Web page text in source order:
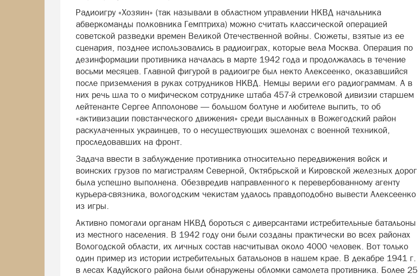
Радиоигру «Хозяин» (так называли в областном управлении НКВД начальника
абверкоманды полковника Гемптриха) можно считать классической операцией
советской разведки времен Великой Отечественной войны. Сюжеты, взятые из ее
сценария, позднее использовались в радиоиграх, которые вела Москва. Операция по
дезинформации противника началась в марте 1942 года и продолжалась в течение
восьми месяцев. Главной фигурой в радиоигре был некто Алексеенко, оказавшийся
после приземления в руках сотрудников НКВД. Немцы верили его радиограммам. А в
них речь шла то о мифическом сотруднике штаба 457-й стрелковой дивизии старшем
лейтенанте Сергее Апполонове — большом болтуне и любителе выпить, то об
«активизации повстанческого движения» среди высланных в Вожегодский район
раскулаченных украинцев, то о несуществующих эшелонах с военной техникой,
проследовавших на фронт.
Задача ввести в заблуждение противника относительно передвижения войск и
воинских грузов по магистралям Северной, Октябрьской и Кировской железных дорог
была успешно выполнена. Обезвредив направленного к перевербованному агенту
курьера-связника, вологодским чекистам удалось правдоподобно вывести Алексеенко
из игры.
Активно помогали органам НКВД бороться с диверсантами истребительные батальоны
из местного населения. В 1942 году они были созданы практически во всех районах
Вологодской области, их личных состав насчитывал около 4000 человек. Вот только
один пример из истории истребительных батальонов в нашем крае. В декабре 1941 г.
в лесах Кадуйского района были обнаружены обломки самолета противника. Более 25